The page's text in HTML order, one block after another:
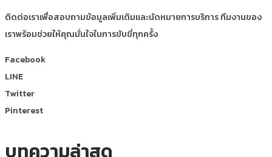
ติดต่อเราเพื่อสอบถามข้อมูลเพิ่มเติมและนัดหมายการบริการ ทีมงานของ
เราพร้อมช่วยให้คุณมั่นใจในการขับขี่ทุกครั้ง
Facebook
LINE
Twitter
Pinterest
บทความล่าสุด